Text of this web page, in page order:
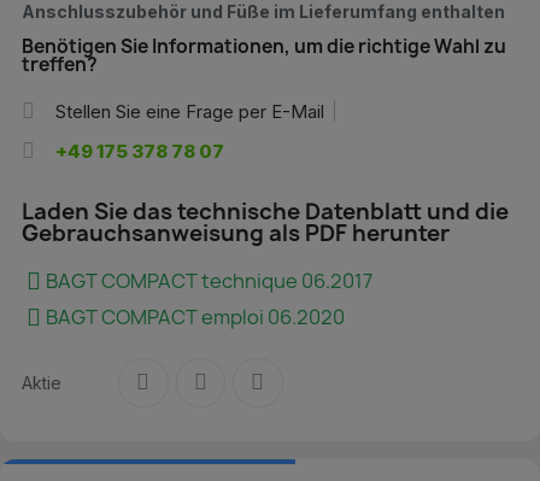
Anschlusszubehör und Füße im Lieferumfang enthalten
Benötigen Sie Informationen, um die richtige Wahl zu
treffen?
Stellen Sie eine Frage per E-Mail
+49 175 378 78 07
Laden Sie das technische Datenblatt und die
Gebrauchsanweisung als PDF herunter
BAGT COMPACT technique 06.2017
BAGT COMPACT emploi 06.2020
Aktie